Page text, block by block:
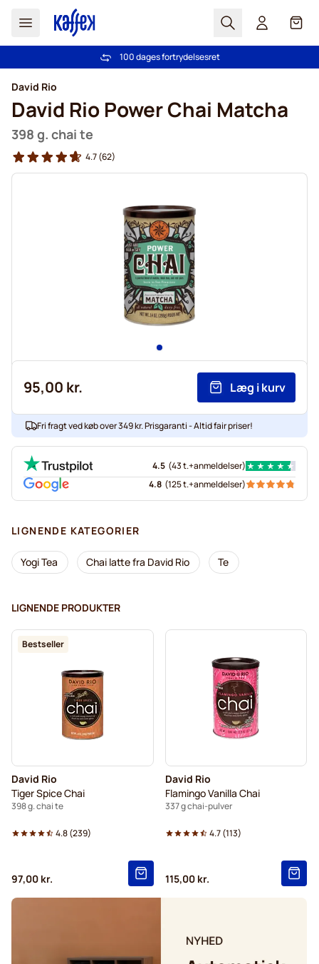
Søg Cart
Fri fragt ved køb over 349 kr.
100 dages fortrydelsesret
David Rio
David Rio Power Chai Matcha
398 g. chai te
4.7(62)
95,00 kr. Læg i kurv
Fri fragt ved køb over 349 kr. Prisgaranti - Altid fair priser!
4.5 (43 t.+anmeldelser)
4.8 (125 t.+anmeldelser)
LIGNENDE KATEGORIER
Yogi Tea Chai latte fra David Rio Te
LIGNENDE PRODUKTER
Bestseller
David Rio
Tiger Spice Chai
398 g. chai te
4.8(239)
97,00 kr.
David Rio
Flamingo Vanilla Chai
337 g chai-pulver
4.7(113)
115,00 kr.